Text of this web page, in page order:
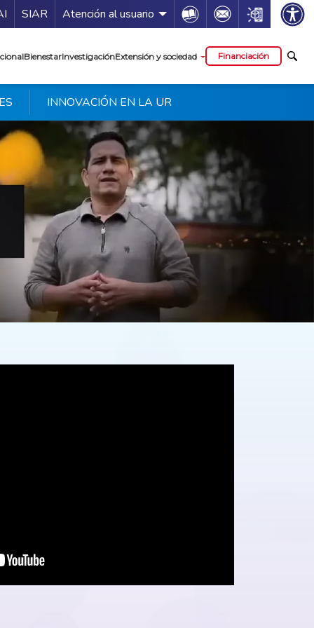
de servicios
SIAR Atención al usuario Icon Icon Icon
BienestarInvestigaciónExtensión y sociedad Financiación
INNOVACIÓN EN LA UR